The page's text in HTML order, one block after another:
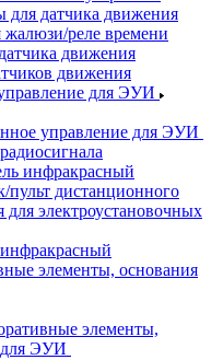
для датчика движения
жалюзи/реле времени
движения
движения
для ЭУИ
управление для ЭУИ
инфракрасный
пульт дистанционного
для электроустановочных
элементы, основания
элементы,
для ЭУИ